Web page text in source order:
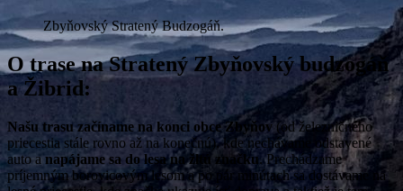
Zbyňovský Stratený Budzogáň.
O trase na Stratený Zbyňovský budzogáň
a Žibrid:
Našu trasu začíname na konci obce Zbyňov(od železničného
priecestia stále rovno až na konečnú), kde nechávame odstavené
auto anapájame sa do lesa na žltú značku. Prechádzame
príjemným borovicovým lesom a po pár minútach sa dostávame na